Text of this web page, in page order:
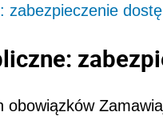
zabezpieczenie
obowiązków